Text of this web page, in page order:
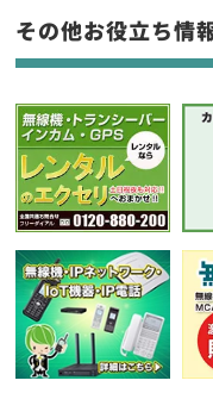
フリーワード入
選
その他お役立ち情